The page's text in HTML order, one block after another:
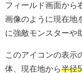
フィールド画面から
画像のように現在地
に強敵モンスターや
このアイコンの表示
体、現在地から半径